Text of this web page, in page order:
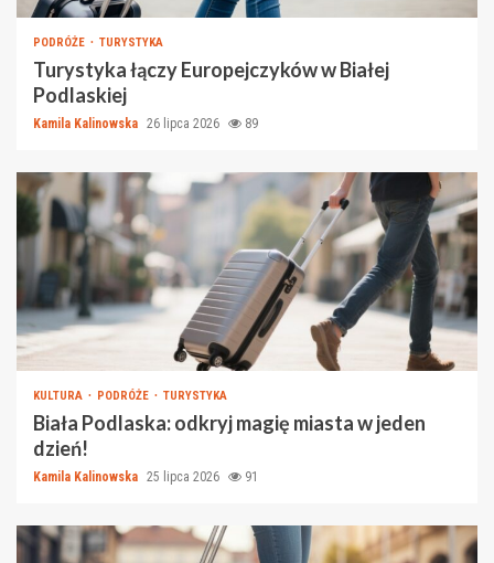
PODRÓŻE TURYSTYKA
Turystyka łączy Europejczyków w Białej
Podlaskiej
Kamila Kalinowska 26 lipca 2026 89
KULTURA PODRÓŻE TURYSTYKA
Biała Podlaska: odkryj magię miasta w jeden
dzień!
Kamila Kalinowska 25 lipca 2026 91